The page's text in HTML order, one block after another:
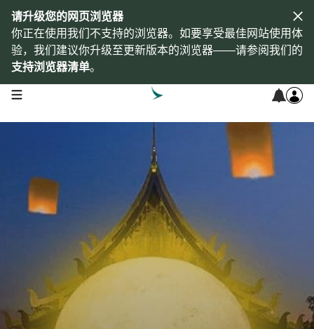
请升级您的网页浏览器
你正在使用我们不支持的浏览器。如要享受最佳网站使用体
验，我们建议你升级至更新版本的浏览器——请参阅我们的
支持浏览器清单。
open navigation menu